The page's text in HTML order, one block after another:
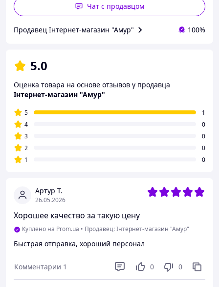
Артур Т.
26.05.2026
Хорошее качество за такую цену
Куплено на Prom.ua • Продавец: Інтернет-магазин "Амур"
Быстрая отправка, хороший персонал
Комментарии 1 0 0
Чат с продавцом
Продавец Інтернет-магазин "Амур" 100%
5.0
Оценка товара на основе отзывов у продавца
Інтернет-магазин "Амур"
5
1
4
0
3
0
2
0
1
0